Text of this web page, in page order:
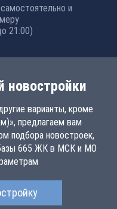
и
21:00)
новостройки
варианты, кроме
предлагаем вам
подбора новостроек,
665 ЖК в МСК и МО